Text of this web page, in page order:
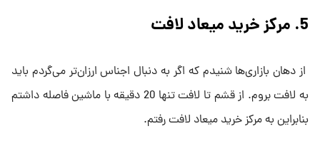
5. مرکز خرید میعاد لافت
از دهان بازاری‌ها شنیدم که اگر به دنبال اجناس ارزان‌تر می‌گردم باید
به لافت بروم. از قشم تا لافت تنها 20 دقیقه با ماشین فاصله داشتم
بنابراین به مرکز خرید میعاد لافت رفتم.